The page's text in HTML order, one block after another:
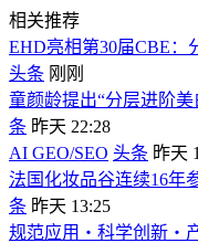
相关推荐
EHD亮相第30届CBE：
头条 刚刚
童颜龄提出“分层进阶
条 昨天 22:28
AI GEO/SEO 头条 昨天
法国化妆品谷连续16年
条 昨天 13:25
规范应用・科学创新・